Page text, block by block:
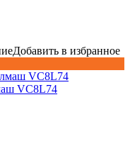
Добавить в избранное
VC8L74